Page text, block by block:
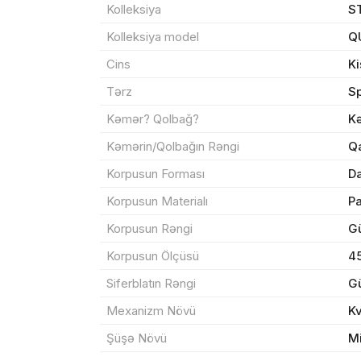
Kolleksiya
Kolleksiya model
Cins
Tərz
Kəmər? Qolbağ?
Kəmərin/Qolbağın Rəngi
Korpusun Forması
Korpusun Materialı
Korpusun Rəngi
Korpusun Ölçüsü
Siferblatın Rəngi
Mexanizm Növü
Şüşə Növü